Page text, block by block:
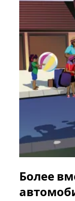
Более